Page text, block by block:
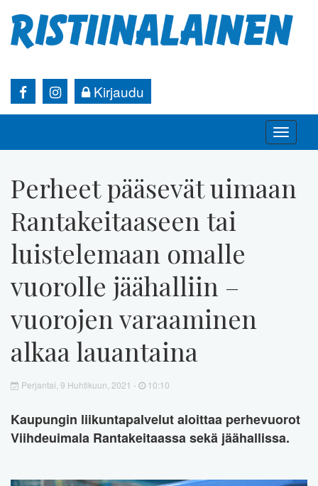
Kirjaudu
Toggle
Perheet pääsevät uimaan
Rantakeitaaseen tai
luistelemaan omalle
vuorolle jäähalliin –
vuorojen varaaminen
alkaa lauantaina
Perjantai, 9 Huhtikuun, 2021 - 10:10
Kaupungin liikuntapalvelut aloittaa perhevuorot
Viihdeuimala Rantakeitaassa sekä jäähallissa.